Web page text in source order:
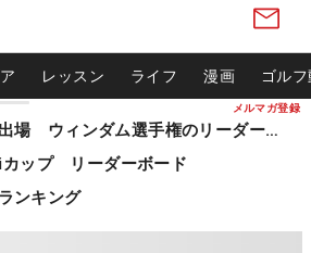
メルマガ登録
レッスン ライフ 漫画 ゴル
松山英樹ら出場 ウィンダム選手権のリーダーボード
ップ リーダーボード
ンキング